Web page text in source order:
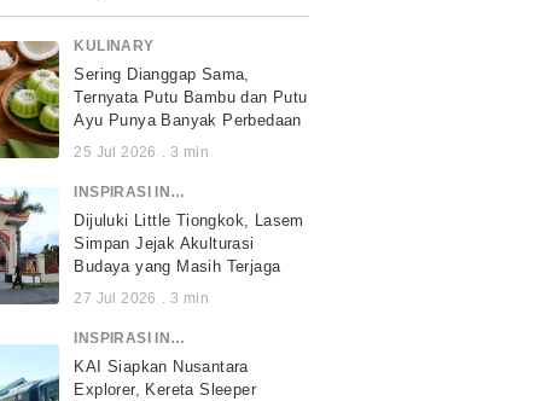
KULINARY
Sering Dianggap Sama,
Ternyata Putu Bambu dan Putu
Ayu Punya Banyak Perbedaan
25 Jul 2026 . 3 min
INSPIRASI INDONESIA
Dijuluki Little Tiongkok, Lasem
Simpan Jejak Akulturasi
Budaya yang Masih Terjaga
27 Jul 2026 . 3 min
INSPIRASI INDONESIA
KAI Siapkan Nusantara
Explorer, Kereta Sleeper